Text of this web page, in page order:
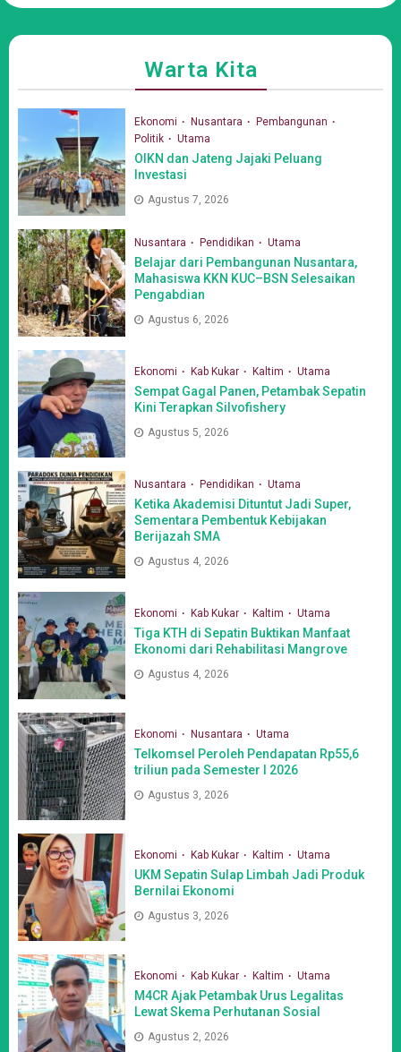
Warta Kita
Ekonomi Nusantara
Pembangunan
Politik
Utama
OIKN dan Jateng Jajaki Peluang
Investasi
Agustus 7, 2026
Nusantara Pendidikan Utama
Belajar dari Pembangunan Nusantara,
Mahasiswa KKN KUC–BSN Selesaikan
Pengabdian
Agustus 6, 2026
Ekonomi Kab Kukar Kaltim Utama
Sempat Gagal Panen, Petambak Sepatin
Kini Terapkan Silvofishery
Agustus 5, 2026
Nusantara Pendidikan Utama
Ketika Akademisi Dituntut Jadi Super,
Sementara Pembentuk Kebijakan
Berijazah SMA
Agustus 4, 2026
Ekonomi Kab Kukar Kaltim Utama
Tiga KTH di Sepatin Buktikan Manfaat
Ekonomi dari Rehabilitasi Mangrove
Agustus 4, 2026
Ekonomi Nusantara Utama
Telkomsel Peroleh Pendapatan Rp55,6
triliun pada Semester I 2026
Agustus 3, 2026
Ekonomi Kab Kukar Kaltim Utama
UKM Sepatin Sulap Limbah Jadi Produk
Bernilai Ekonomi
Agustus 3, 2026
Ekonomi Kab Kukar Kaltim Utama
M4CR Ajak Petambak Urus Legalitas
Lewat Skema Perhutanan Sosial
Agustus 2, 2026